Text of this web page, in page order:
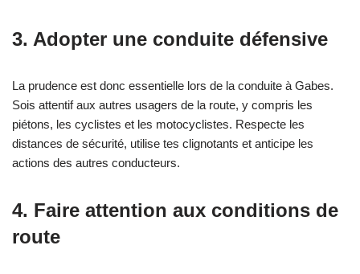
3. Adopter une conduite défensive
La prudence est donc essentielle lors de la conduite à Gabes.
Sois attentif aux autres usagers de la route, y compris les
piétons, les cyclistes et les motocyclistes. Respecte les
distances de sécurité, utilise tes clignotants et anticipe les
actions des autres conducteurs.
4. Faire attention aux conditions de
route